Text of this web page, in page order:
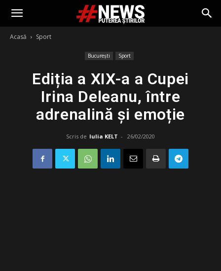
Acasă Sport
București Sport
Ediția a XIX-a a Cupei
Irina Deleanu, între
adrenalină și emoție
Scris de Iulia KELT - 26/02/2020